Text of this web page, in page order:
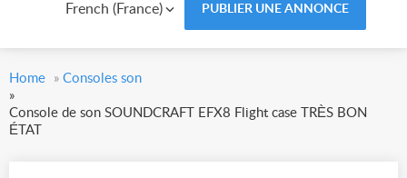
French (France) PUBLIER UNE ANNONCE
Home » Consoles son
»
Console de son SOUNDCRAFT EFX8 Flight case TRÈS BON
ÉTAT